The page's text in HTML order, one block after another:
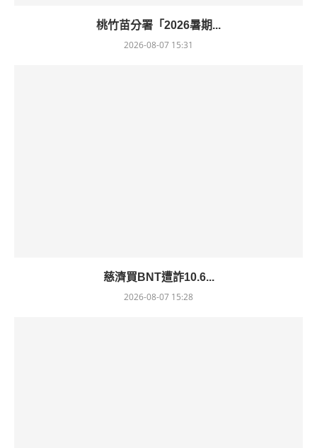
桃竹苗分署「2026暑期...
2026-08-07 15:31
慈濟買BNT遭詐10.6...
2026-08-07 15:28